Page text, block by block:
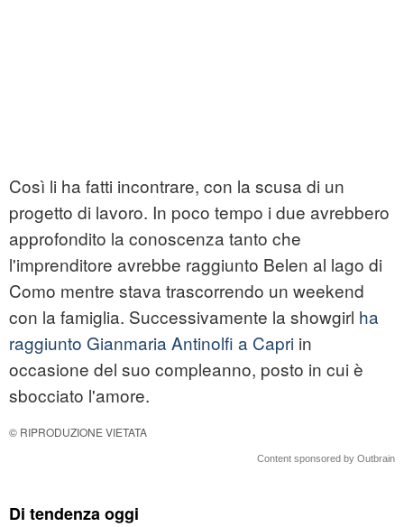
Così li ha fatti incontrare, con la scusa di un
progetto di lavoro. In poco tempo i due avrebbero
approfondito la conoscenza tanto che
l'imprenditore avrebbe raggiunto Belen al lago di
Como mentre stava trascorrendo un weekend
con la famiglia. Successivamente la showgirl ha
raggiunto Gianmaria Antinolfi a Capri in
occasione del suo compleanno, posto in cui è
sbocciato l'amore.
© RIPRODUZIONE VIETATA
Content sponsored by Outbrain
Di tendenza oggi